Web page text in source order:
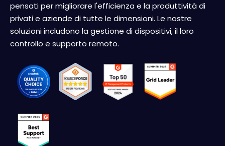
pensati per migliorare l'efficienza e la produttività di
privati e aziende di tutte le dimensioni. Le nostre
soluzioni includono la gestione di dispositivi, il loro
controllo e supporto remoto.